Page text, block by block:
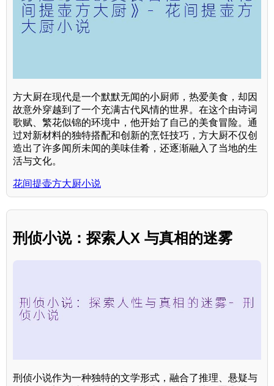
方大厨在现代是一个默默无闻的小厨师，热爱美食，却因
故意外穿越到了一个充满古代风情的世界。在这个由诗词
歌赋、繁花似锦的环境中，他开始了自己的美食冒险。通
过对新材料的独特搭配和创新的烹饪技巧，方大厨不仅创
造出了许多闻所未闻的美味佳肴，还逐渐融入了当地的生
活与文化。
花间提壶方大厨小说
刑侦小说：探索人X 与真相的迷雾
刑侦小说作为一种独特的文学形式，融合了推理、悬疑与